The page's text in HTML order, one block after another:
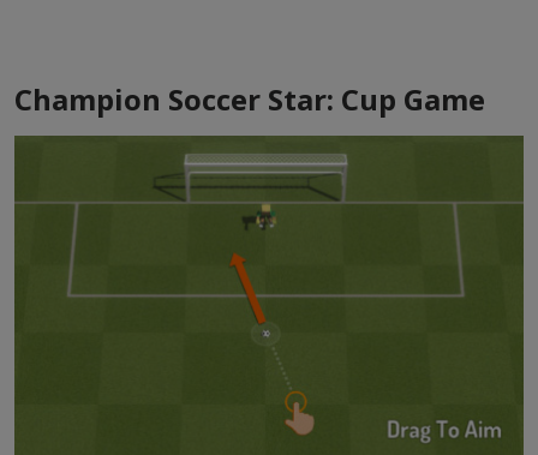
Champion Soccer Star: Cup Game